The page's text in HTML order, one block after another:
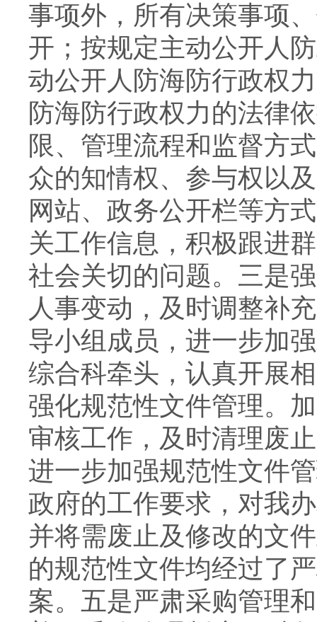
事项外，所有决策事项
开；按规定主动公开人
动公开人防海防行政权
防海防行政权力的法律
限、管理流程和监督方
众的知情权、参与权以
网站、政务公开栏等方
关工作信息，积极跟进
社会关切的问题。三是
人事变动，及时调整补
导小组成员，进一步加
综合科牵头，认真开展
强化规范性文件管理。
审核工作，及时清理废
进一步加强规范性文件
政府的工作要求，对我
并将需废止及修改的文
的规范性文件均经过了
案。五是严肃采购管理